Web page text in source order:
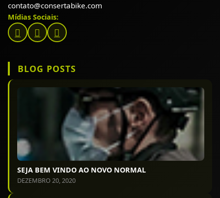
contato@consertabike.com
Mídias Sociais:
BLOG POSTS
SEJA BEM VINDO AO NOVO NORMAL
DEZEMBRO 20, 2020